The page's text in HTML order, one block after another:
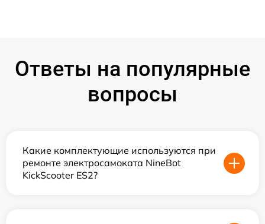
Ответы на популярные
вопросы
Какие комплектующие используются при
ремонте электросамоката NineBot
KickScooter ES2?